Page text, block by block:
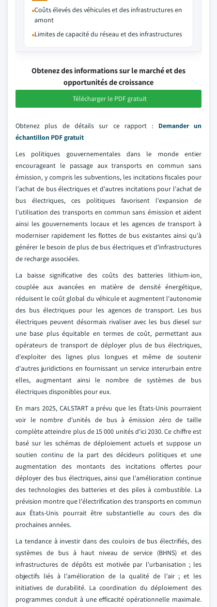
Coûts élevés des véhicules et des infrastructures en
amont
Limites de capacité du réseau et des infrastructures
Obtenez des informations sur le marché et des
opportunités de croissance
Télécharger le PDF gratuit
Obtenez plus de détails sur ce rapport : Demander un
échantillon PDF gratuit
Les politiques gouvernementales dans le monde entier
encourageant le passage aux transports en commun sans
émission, y compris les subventions, les incitations fiscales pour
l'achat de bus électriques et d'autres incitations pour l'achat de
bus électriques, ces politiques favorisent l'expansion de
l'utilisation des transports en commun sans émission et aident
ainsi les gouvernements locaux et les agences de transport à
moderniser rapidement les flottes de bus existantes ainsi qu'à
générer le besoin de plus de bus électriques et d'infrastructures
de recharge associées.
La baisse significative des coûts des batteries lithium-ion,
couplée aux avancées en matière de densité énergétique,
réduisent le coût global du véhicule et augmentent l'autonomie
des bus électriques pour les agences de transport. Les bus
électriques peuvent désormais rivaliser avec les bus diesel sur
une base plus équitable en termes de coût, permettant aux
opérateurs de transport de déployer plus de bus électriques,
d'exploiter des lignes plus longues et même de soutenir
d'autres juridictions en fournissant un service interurbain entre
elles, augmentant ainsi le nombre de systèmes de bus
électriques disponibles pour eux.
En mars 2025, CALSTART a prévu que les États-Unis pourraient
voir le nombre d'unités de bus à émission zéro de taille
complète atteindre plus de 15 000 unités d'ici 2030. Ce chiffre est
basé sur les schémas de déploiement actuels et suppose un
soutien continu de la part des décideurs politiques et une
augmentation des montants des incitations offertes pour
déployer des bus électriques, ainsi que l'amélioration continue
des technologies des batteries et des piles à combustible. La
prévision montre que l'électrification des transports en commun
aux États-Unis pourrait être substantielle au cours des dix
prochaines années.
La tendance à investir dans des couloirs de bus électrifiés, des
systèmes de bus à haut niveau de service (BHNS) et des
infrastructures de dépôts est motivée par l'urbanisation ; les
objectifs liés à l'amélioration de la qualité de l'air ; et les
initiatives de durabilité. La coordination du déploiement des
programmes conduit à une efficacité opérationnelle maximale.